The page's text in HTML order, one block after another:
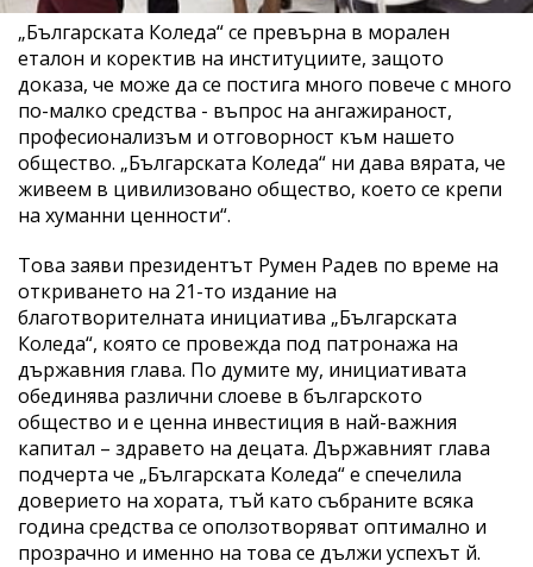
„Българската Коледа“ се превърна в морален
еталон и коректив на институциите, защото
доказа, че може да се постига много повече с много
по-малко средства - въпрос на ангажираност,
професионализъм и отговорност към нашето
общество. „Българската Коледа“ ни дава вярата, че
живеем в цивилизовано общество, което се крепи
на хуманни ценности“.
Това заяви президентът Румен Радев по време на
откриването на 21-то издание на
благотворителната инициатива „Българската
Коледа“, която се провежда под патронажа на
държавния глава. По думите му, инициативата
обединява различни слоеве в българското
общество и е ценна инвестиция в най-важния
капитал – здравето на децата. Държавният глава
подчерта че „Българската Коледа“ е спечелила
доверието на хората, тъй като събраните всяка
година средства се оползотворяват оптимално и
прозрачно и именно на това се дължи успехът й.